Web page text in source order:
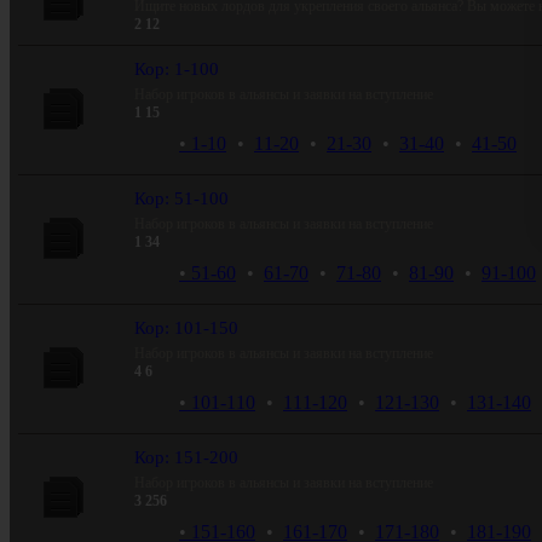
2
12
Кор: 1-100
15
1-10 • 11-20 • 21-30 • 31-40 • 41-50
Кор: 51-100
34
51-60 • 61-70 • 71-80 • 81-90 • 91-100
Кор: 101-150
4
6
101-110 • 111-120 • 121-130 • 131-140
Кор: 151-200
256
151-160 • 161-170 • 171-180 • 181-190